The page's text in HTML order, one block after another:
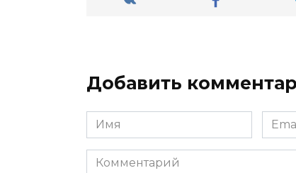
Добавить
Имя
*
Email
*
Комментарий